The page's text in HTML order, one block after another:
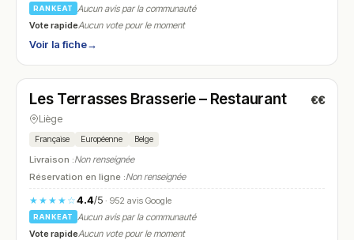
RANKEAT
Aucun avis par la communauté
Vote rapideAucun vote pour le moment
Voir la fiche→
N° 25
Les Terrasses Brasserie – Restaurant €€
Liège
Française Européenne Belge
Livraison :Non renseignée
Réservation en ligne :Non renseignée
★★★★☆4.4/5· 952 avis Google
RANKEAT
Aucun avis par la communauté
Vote rapideAucun vote pour le moment